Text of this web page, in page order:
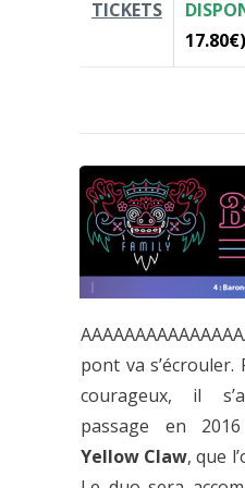
TICKETS
17.80€)
pont va s’écrouler.
courageux, il
passage en
Yellow Claw, que